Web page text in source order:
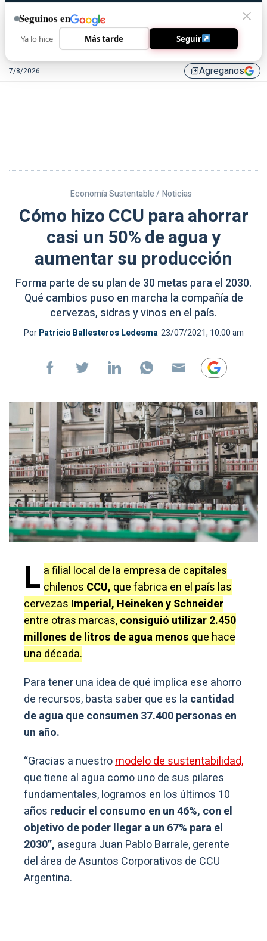
7/8/2026 library_addAgreganos
Economía Sustentable / Noticias
Cómo hizo CCU para ahorrar
casi un 50% de agua y
aumentar su producción
Forma parte de su plan de 30 metas para el 2030.
Qué cambios puso en marcha la compañía de
cervezas, sidras y vinos en el país.
PorPatricio Ballesteros Ledesma 23/07/2021, 10:00 am
L a filial local de la empresa de capitales
chilenos CCU, que fabrica en el país las
cervezas Imperial, Heineken y Schneider
entre otras marcas,consiguió utilizar 2.450
millones de litros de agua menos que hace
una década.
Para tener una idea de qué implica ese ahorro
de recursos, basta saber que es la cantidad
de agua que consumen 37.400 personas en
un año.
“Gracias a nuestromodelo de sustentabilidad,
que tiene al agua como uno de sus pilares
fundamentales, logramos en los últimos 10
años reducir el consumo en un 46%, con el
objetivo de poder llegar a un 67% para el
2030”, asegura Juan Pablo Barrale, gerente
del área de Asuntos Corporativos de CCU
Argentina.
Seguinos en
Ya lo hice Más tarde Seguir